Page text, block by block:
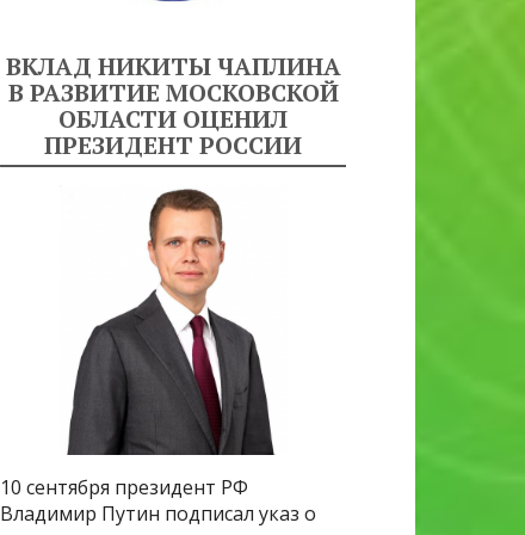
ВКЛАД НИКИТЫ ЧАПЛИНА
В РАЗВИТИЕ МОСКОВСКОЙ
ОБЛАСТИ ОЦЕНИЛ
ПРЕЗИДЕНТ РОССИИ
10 сентября президент РФ
Владимир Путин подписал указ о